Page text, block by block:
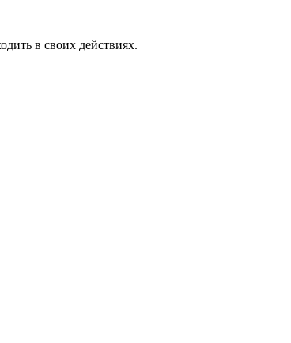
в своих действиях.